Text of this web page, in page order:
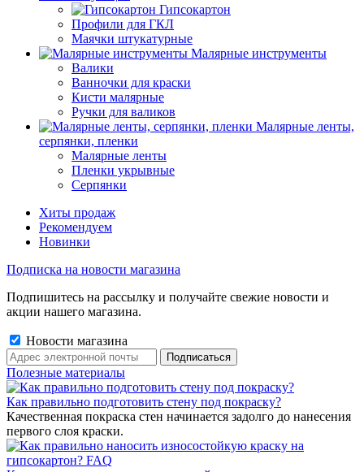
Гипсокартон
Профили для ГКЛ
Маячки штукатурные
Малярные инструменты
Валики
Ванночки для краски
Кисти малярные
Ручки для валиков
Малярные ленты,
серпянки, пленки
Малярные ленты
Пленки укрывные
Серпянки
Хиты продаж
Рекомендуем
Новинки
Подписка на новости магазина
Подпишитесь на рассылку и получайте свежие новости и
акции нашего магазина.
Новости магазина
Полезные материалы
Как правильно подготовить стену под покраску?
Качественная покраска стен начинается задолго до нанесения
первого слоя краски.